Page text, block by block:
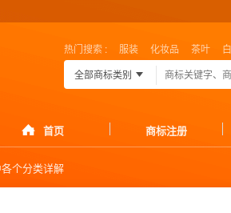
热门搜索 : 服装 化妆品 茶叶
全部商标类别
首页 商标注册
个分类详解